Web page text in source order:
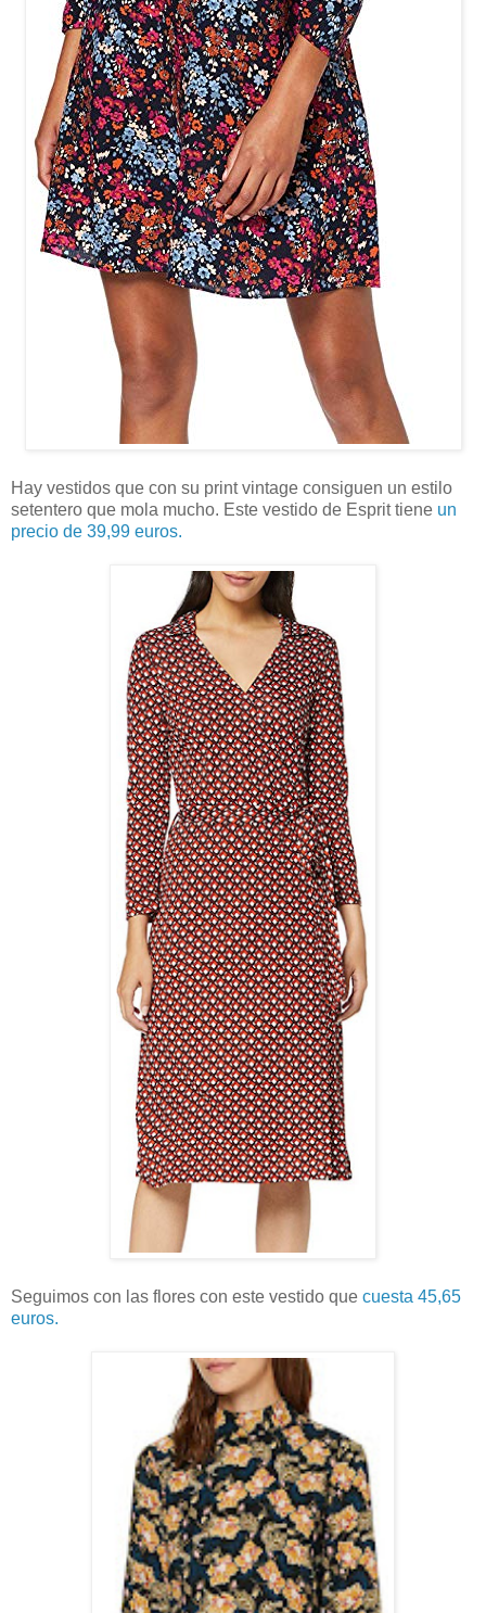
Hay vestidos que con su print vintage consiguen un estilo
setentero que mola mucho. Este vestido de Esprit tiene un
precio de 39,99 euros.
Seguimos con las flores con este vestido que cuesta 45,65
euros.